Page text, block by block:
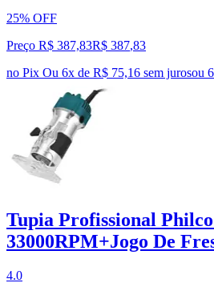
25% OFF
Preço R$ 387,83R$ 387,83
no Pix Ou 6x de R$ 75,16 sem jurosou 6
Tupia Profissional
33000RPM+Jogo De
4.0